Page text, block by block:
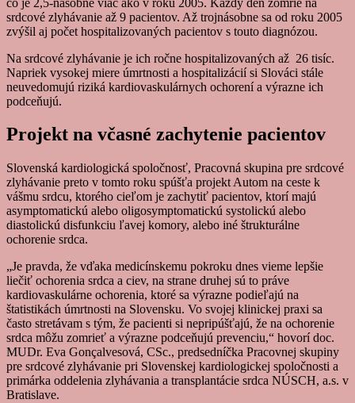
srdcové zlyhávanie až 9 pacientov. Až trojnásobne sa od roku 2005
zvýšil aj počet hospitalizovaných pacientov s touto diagnózou.
Na srdcové zlyhávanie je ich ročne hospitalizovaných až 26 tisíc.
Napriek vysokej miere úmrtnosti a hospitalizácií si Slováci stále
neuvedomujú riziká kardiovaskulárnych ochorení a výrazne ich
podceňujú.
Projekt na včasné zachytenie pacientov
Slovenská kardiologická spoločnosť, Pracovná skupina pre srdcové
zlyhávanie preto v tomto roku spúšťa projekt Autom na ceste k
vášmu srdcu, ktorého cieľom je zachytiť pacientov, ktorí majú
asymptomatickú alebo oligosymptomatickú systolickú alebo
diastolickú disfunkciu ľavej komory, alebo iné štrukturálne
ochorenie srdca.
„Je pravda, že vďaka medicínskemu pokroku dnes vieme lepšie
liečiť ochorenia srdca a ciev, na strane druhej sú to práve
kardiovaskulárne ochorenia, ktoré sa výrazne podieľajú na
štatistikách úmrtnosti na Slovensku. Vo svojej klinickej praxi sa
často stretávam s tým, že pacienti si nepripúšťajú, že na ochorenie
srdca môžu zomrieť a výrazne podceňujú prevenciu,“ hovorí doc.
MUDr. Eva Gonçalvesová, CSc., predsedníčka Pracovnej skupiny
pre srdcové zlyhávanie pri Slovenskej kardiologickej spoločnosti a
primárka oddelenia zlyhávania a transplantácie srdca NÚSCH, a.s. v
Bratislave.